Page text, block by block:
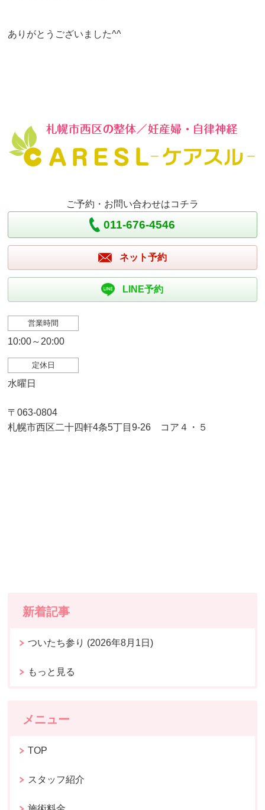
ありがとうございました^^
ご予約・お問い合わせはコチラ
011-676-4546
ネット予約
LINE予約
営業時間
10:00～20:00
定休日
水曜日
〒063-0804
札幌市西区二十四軒4条5丁目9-26 コア４・５
新着記事
ついたち参り (2026年8月1日)
もっと見る
メニュー
TOP
スタッフ紹介